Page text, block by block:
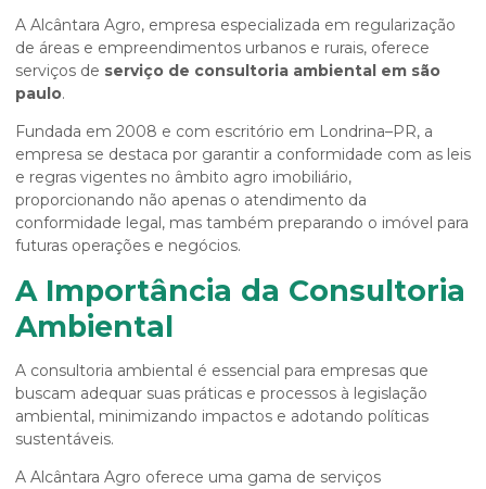
A Alcântara Agro, empresa especializada em regularização
de áreas e empreendimentos urbanos e rurais, oferece
serviços de serviço de consultoria ambiental em são
paulo.
Fundada em 2008 e com escritório em Londrina–PR, a
empresa se destaca por garantir a conformidade com as leis
e regras vigentes no âmbito agro imobiliário,
proporcionando não apenas o atendimento da
conformidade legal, mas também preparando o imóvel para
futuras operações e negócios.
A Importância da Consultoria
Ambiental
A consultoria ambiental é essencial para empresas que
buscam adequar suas práticas e processos à legislação
ambiental, minimizando impactos e adotando políticas
sustentáveis.
A Alcântara Agro oferece uma gama de serviços